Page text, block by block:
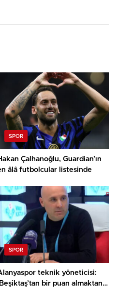
SPOR
Çalhanoğlu, Guardian’ın
âlâ futbolcular listesinde
SPOR
teknik yöneticisi:
bir puan almaktan